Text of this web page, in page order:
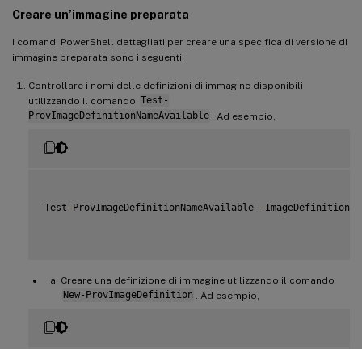
Creare un’immagine preparata
I comandi PowerShell dettagliati per creare una specifica di versione di
immagine preparata sono i seguenti:
Controllare i nomi delle definizioni di immagine disponibili
utilizzando il comando Test-
ProvImageDefinitionNameAvailable
. Ad esempio,
Test - ProvImageDefinitionNameAvailable -
Creare una definizione di immagine utilizzando il comando
New-ProvImageDefinition
. Ad esempio,